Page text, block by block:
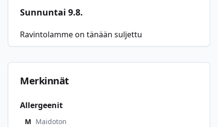
Sunnuntai 9.8.
Ravintolamme on tänään suljettu
Merkinnät
Allergeenit
M Maidoton